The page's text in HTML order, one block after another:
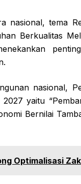
nasional, tema
Berkualitas
nasional,
yaitu
Bernilai
Optimalisasi